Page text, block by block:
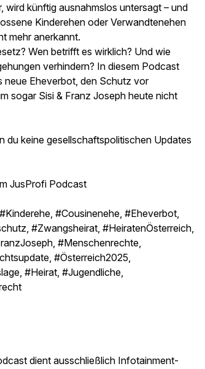
wird künftig ausnahmslos untersagt – und
Kinderehen oder Verwandtenehen
mehr anerkannt.
Wen betrifft es wirklich? Und wie
verhindern? In diesem Podcast
neue Eheverbot, den Schutz vor
sogar Sisi & Franz Joseph heute nicht
du keine gesellschaftspolitischen Updates
JusProfi Podcast
#Cousinenehe, #Eheverbot,
#Zwangsheirat, #HeiratenÖsterreich,
#Menschenrechte,
#Österreich2025,
#Heirat, #Jugendliche,
dient ausschließlich Infotainment-